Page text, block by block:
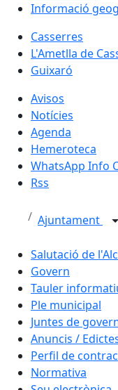
Informació
Casserres
L'Ametlla de
Guixaró
Avisos
Notícies
Agenda
Hemeroteca
WhatsApp Info
Rss
Ajuntament
Salutació de
Govern
Tauler
Ple municipal
Juntes de
Anuncis /
Perfil de
Normativa